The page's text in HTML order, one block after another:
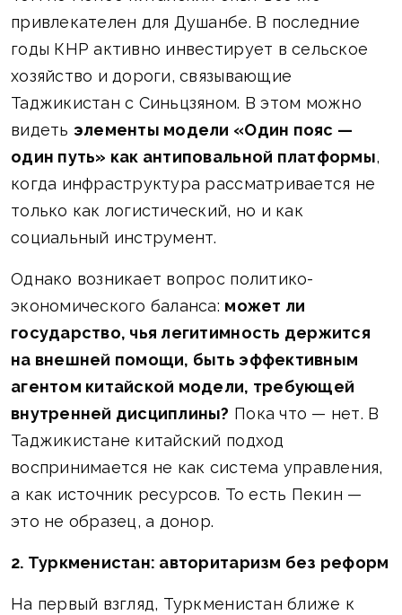
привлекателен для Душанбе. В последние
годы КНР активно инвестирует в сельское
хозяйство и дороги, связывающие
Таджикистан с Синьцзяном. В этом можно
видеть элементы модели «Один пояс —
один путь» как антиповальной платформы,
когда инфраструктура рассматривается не
только как логистический, но и как
социальный инструмент.
Однако возникает вопрос политико-
экономического баланса: может ли
государство, чья легитимность держится
на внешней помощи, быть эффективным
агентом китайской модели, требующей
внутренней дисциплины? Пока что — нет. В
Таджикистане китайский подход
воспринимается не как система управления,
а как источник ресурсов. То есть Пекин —
это не образец, а донор.
2. Туркменистан: авторитаризм без реформ
На первый взгляд, Туркменистан ближе к